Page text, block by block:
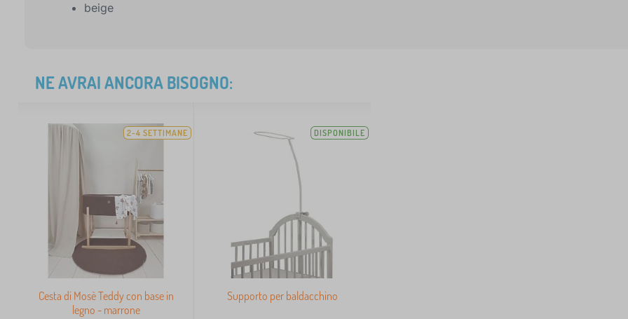
beige
NE AVRAI ANCORA BISOGNO:
2-4 SETTIMANE
Cesta di Mosè Teddy con base in
legno - marrone
DISPONIBILE
Supporto per baldacchino